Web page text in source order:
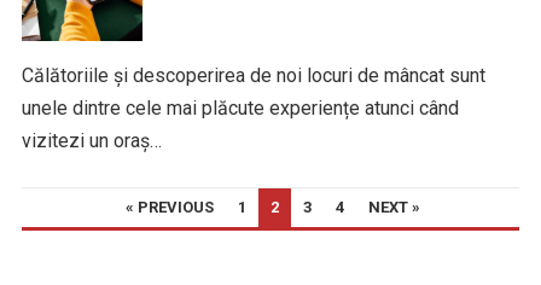
Călătoriile și descoperirea de noi locuri de mâncat sunt
unele dintre cele mai plăcute experiențe atunci când
vizitezi un oraș…
ARTICOLE
« PREVIOUS 1 2 3 4 NEXT »